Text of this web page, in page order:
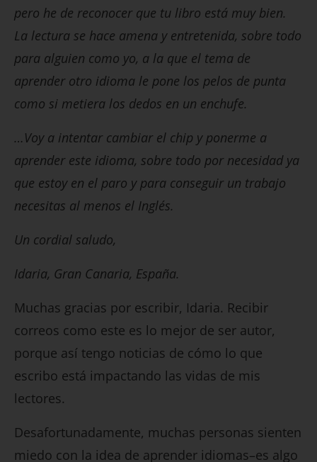
pero he de reconocer que tu libro está muy bien.
La lectura se hace amena y entretenida, sobre todo
para alguien como yo, a la que el tema de
aprender otro idioma le pone los pelos de punta
como si metiera los dedos en un enchufe.
…Voy a intentar cambiar el chip y ponerme a
aprender este idioma, sobre todo por necesidad ya
que estoy en el paro y para conseguir un trabajo
necesitas al menos el Inglés.
Un cordial saludo,
Idaria, Gran Canaria, España.
Muchas gracias por escribir, Idaria. Recibir
correos como este es lo mejor de ser autor,
porque así tengo noticias de cómo lo que
escribo está impactando las vidas de mis
lectores.
Desafortunadamente, muchas personas sienten
miedo con la idea de aprender idiomas–es algo